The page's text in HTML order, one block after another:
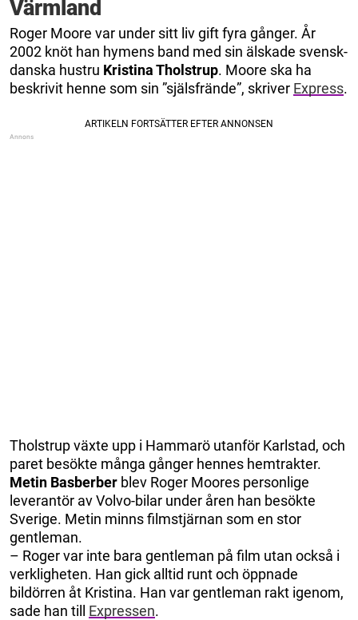
Värmland
Roger Moore var under sitt liv gift fyra gånger. År
2002 knöt han hymens band med sin älskade svensk-
danska hustru Kristina Tholstrup. Moore ska ha
beskrivit henne som sin ”själsfrände”, skriver Express.
Tholstrup växte upp i Hammarö utanför Karlstad, och
paret besökte många gånger hennes hemtrakter.
Metin Basberber blev Roger Moores personlige
leverantör av Volvo-bilar under åren han besökte
Sverige. Metin minns filmstjärnan som en stor
gentleman.
– Roger var inte bara gentleman på film utan också i
verkligheten. Han gick alltid runt och öppnade
bildörren åt Kristina. Han var gentleman rakt igenom,
sade han till Expressen.